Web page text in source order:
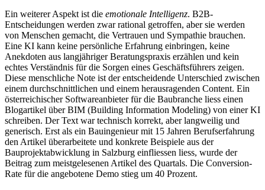
Ein weiterer Aspekt ist die emotionale Intelligenz. B2B-
Entscheidungen werden zwar rational getroffen, aber sie werden
von Menschen gemacht, die Vertrauen und Sympathie brauchen.
Eine KI kann keine persönliche Erfahrung einbringen, keine
Anekdoten aus langjähriger Beratungspraxis erzählen und kein
echtes Verständnis für die Sorgen eines Geschäftsführers zeigen.
Diese menschliche Note ist der entscheidende Unterschied zwischen
einem durchschnittlichen und einem herausragenden Content. Ein
österreichischer Softwareanbieter für die Baubranche liess einen
Blogartikel über BIM (Building Information Modeling) von einer KI
schreiben. Der Text war technisch korrekt, aber langweilig und
generisch. Erst als ein Bauingenieur mit 15 Jahren Berufserfahrung
den Artikel überarbeitete und konkrete Beispiele aus der
Bauprojektabwicklung in Salzburg einfliessen liess, wurde der
Beitrag zum meistgelesenen Artikel des Quartals. Die Conversion-
Rate für die angebotene Demo stieg um 40 Prozent.